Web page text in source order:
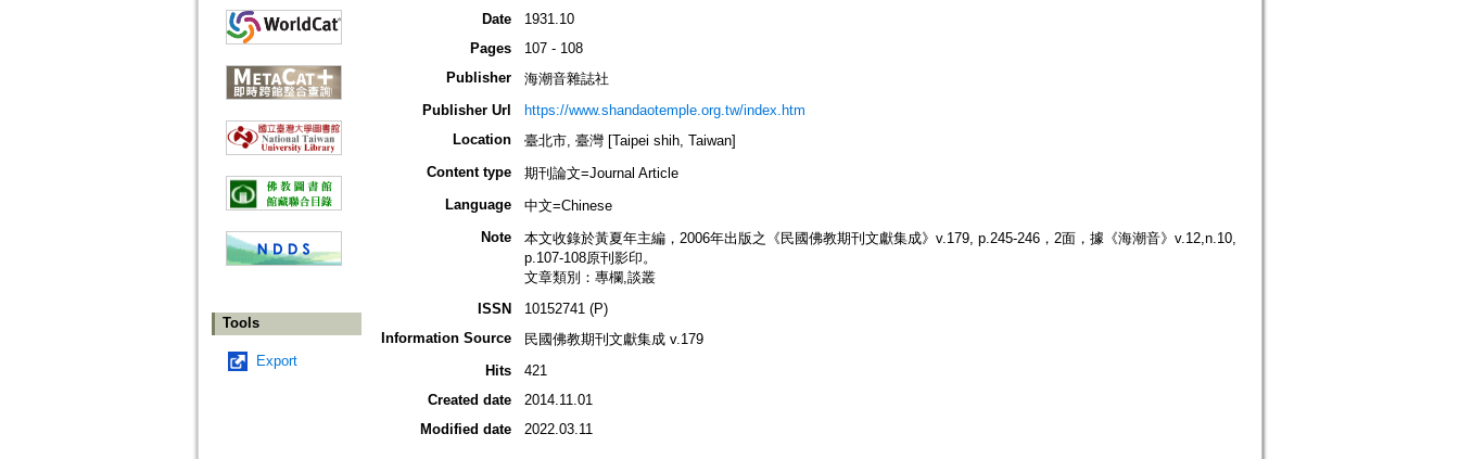
Tools
Export
Date
1931.10
Pages
107 - 108
Publisher
海潮音雜誌社
Publisher Url
https://www.shandaotemple.org.tw/index.htm
Location
臺北市, 臺灣 [Taipei shih, Taiwan]
Content type
期刊論文=Journal Article
Language
中文=Chinese
Note
本文收錄於黃夏年主編，2006年出版之《民國佛教期刊文獻集成》v.179, p.245-246，2面，據《海潮音》v.12,n.10,
p.107-108原刊影印。
文章類別：專欄,談叢
ISSN
10152741 (P)
Information Source
民國佛教期刊文獻集成 v.179
Hits
421
Created date
2014.11.01
Modified date
2022.03.11